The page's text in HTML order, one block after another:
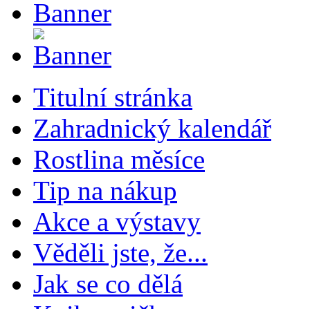
Titulní stránka
Zahradnický kalendář
Rostlina měsíce
Tip na nákup
Akce a výstavy
Věděli jste, že...
Jak se co dělá